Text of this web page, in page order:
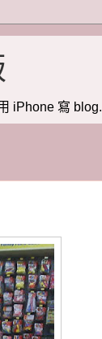
iPhone 寫 blog.